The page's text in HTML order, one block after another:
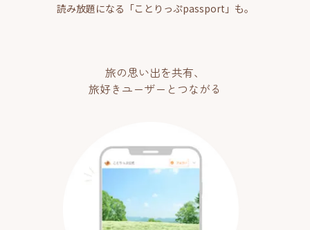
読み放題になる「ことりっぷpassport」も。
旅の思い出を共有、
旅好きユーザーとつながる